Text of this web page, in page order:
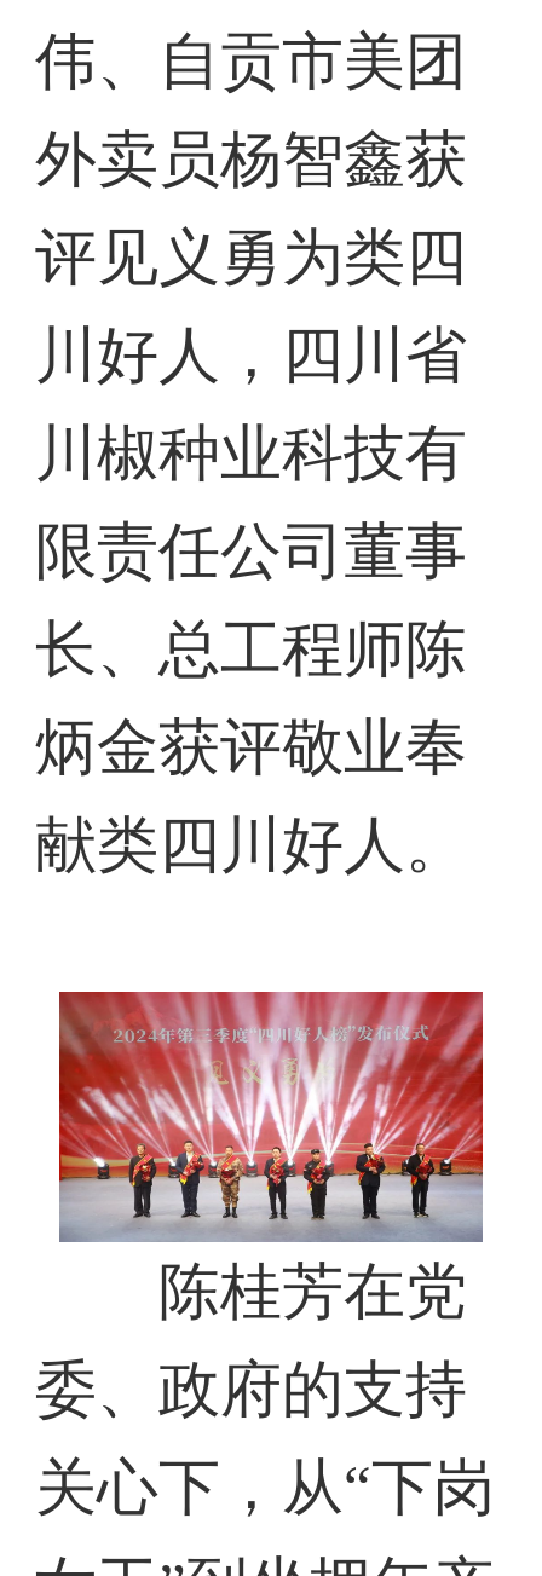
伟、自贡市美团
外卖员杨智鑫获
评见义勇为类四
川好人，四川省
川椒种业科技有
限责任公司董事
长、总工程师陈
炳金获评敬业奉
献类四川好人。
陈桂芳在党
委、政府的支持
关心下，从“下岗